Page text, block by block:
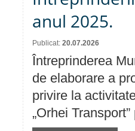
anul 2025.
Publicat: 20.07.2026
Întreprinderea
de elaborare a
privire la
„Orhei